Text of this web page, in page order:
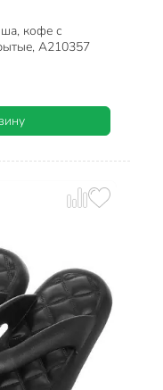
кофе с
A210357